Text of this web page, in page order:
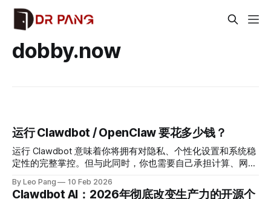
dobby.now
运行 Clawdbot / OpenClaw 要花多少钱？
运行 Clawdbot 意味着你将拥有对隐私、个性化设置和系统稳
定性的完整掌控。但与此同时，你也需要自己承担计算、网络
本指南从实用角度出发，帮助你了解这些成本从何而来、如何
By Leo Pang 10 Feb 2026
Clawdbot AI：2026年彻底改变生产力的开源个